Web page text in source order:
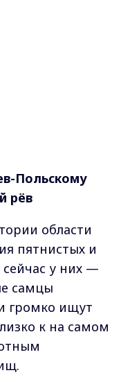
Польскому
рёв
области
пятнистых и
сейчас у них —
самцы
громко ищут
к на самом